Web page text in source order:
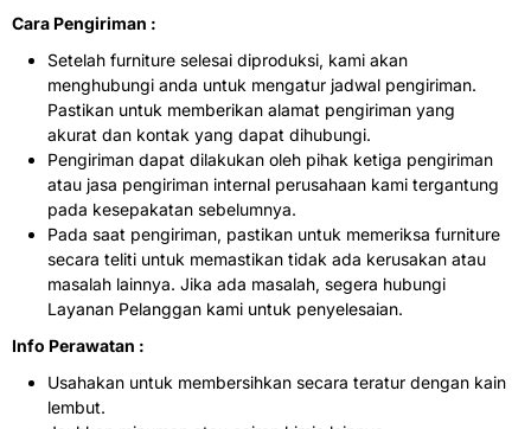
Cara Pengiriman :
Setelah furniture selesai diproduksi, kami akan
menghubungi anda untuk mengatur jadwal pengiriman.
Pastikan untuk memberikan alamat pengiriman yang
akurat dan kontak yang dapat dihubungi.
Pengiriman dapat dilakukan oleh pihak ketiga pengiriman
atau jasa pengiriman internal perusahaan kami tergantung
pada kesepakatan sebelumnya.
Pada saat pengiriman, pastikan untuk memeriksa furniture
secara teliti untuk memastikan tidak ada kerusakan atau
masalah lainnya. Jika ada masalah, segera hubungi
Layanan Pelanggan kami untuk penyelesaian.
Info Perawatan :
Usahakan untuk membersihkan secara teratur dengan kain
lembut.